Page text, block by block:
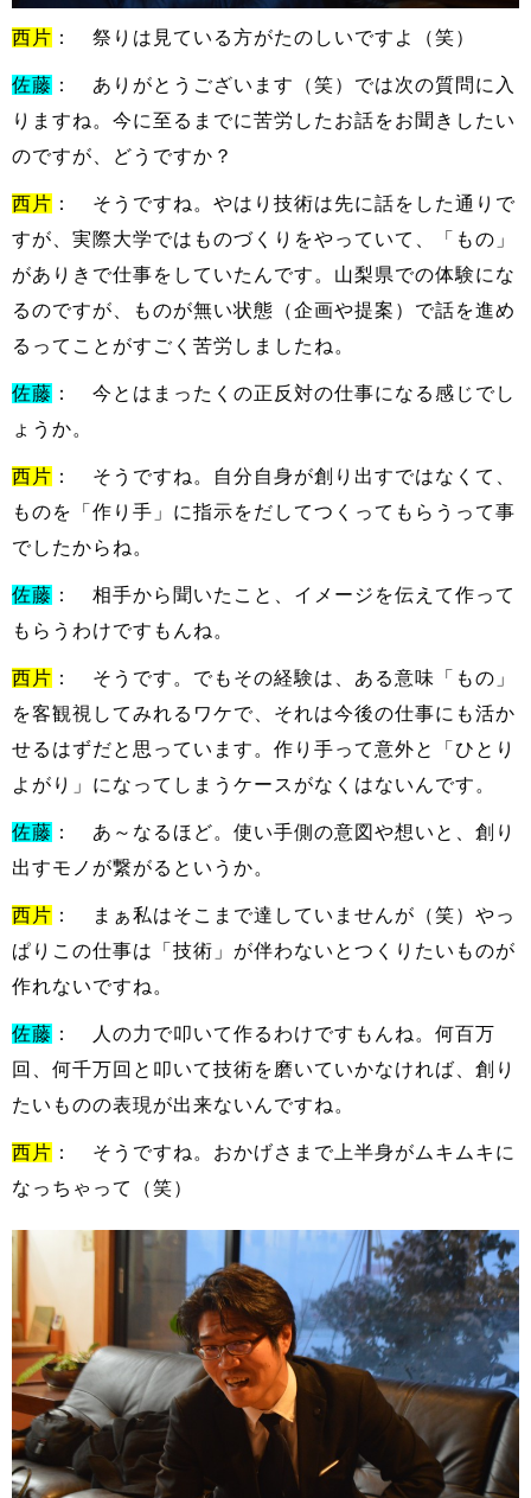
西片 ： 祭りは見ている方がたのしいですよ（笑）
佐藤 ： ありがとうございます（笑）では次の質問に入
りますね。今に至るまでに苦労したお話をお聞きしたい
のですが、どうですか？
西片 ： そうですね。やはり技術は先に話をした通りで
すが、実際大学ではものづくりをやっていて、「もの」
がありきで仕事をしていたんです。山梨県での体験にな
るのですが、
ものが無い状態（企画や提案）で話を進め
るってことがすごく苦労しましたね。
佐藤 ： 今とはまったくの正反対の仕事になる感じでし
ょうか。
西片 ： そうですね。自分自身が創り出すではなくて、
ものを「作り手」に指示をだしてつくってもらうって事
でしたからね。
佐藤 ： 相手から聞いたこと、イメージを伝えて作って
もらうわけですもんね。
西片 ： そうです。でもその経験は、ある意味「もの」
を客観視してみれるワケで、それは今後の仕事にも活か
せるはずだと思っています。作り手って意外と「ひとり
よがり」になってしまうケースがなくはないんです。
佐藤 ： あ～なるほど。使い手側の意図や想いと、創り
出すモノが繋がるというか。
西片 ： まぁ私はそこまで達していませんが（笑）やっ
ぱりこの仕事は「技術」が伴わないとつくりたいものが
作れないですね。
佐藤 ： 人の力で叩いて作るわけですもんね。何百万
回、何千万回と叩いて技術を磨いていかなければ、創り
たいものの表現が出来ないんですね。
西片 ： そうですね。おかげさまで上半身がムキムキに
なっちゃって（笑）